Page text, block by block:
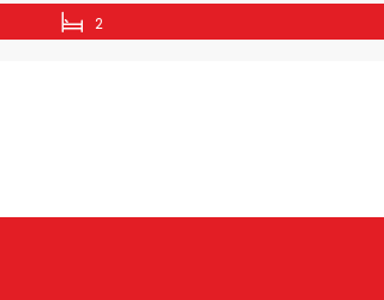
la ciudad. Se trata de un nuevo proyecto
2